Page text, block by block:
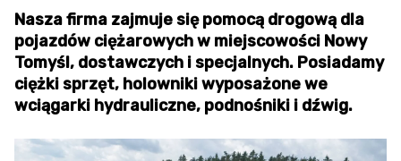
Nasza firma zajmuje się pomocą drogową dla
pojazdów ciężarowych w miejscowości Nowy
Tomyśl, dostawczych i specjalnych. Posiadamy
ciężki sprzęt, holowniki wyposażone we
wciągarki hydrauliczne, podnośniki i dźwig.